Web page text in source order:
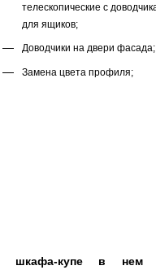
телескопические с
для ящиков;
Доводчики на двери фасада;
Замена цвета профиля;
шкафа-купе в нем